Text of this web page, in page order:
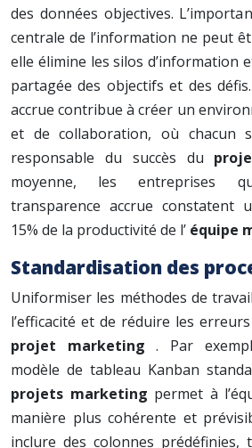
des données objectives.
centrale de l’information ne peut
elle élimine les silos d’information
partagée des objectifs et des
accrue contribue à créer un
et de collaboration, où chacun
responsable du succès du
moyenne, les entreprises
transparence accrue constatent
15% de la productivité de l’ équipe
Standardisation des
Uniformiser les méthodes de
l’efficacité et de réduire les
projet marketing. Par
modèle de tableau Kanban
projets marketing permet à
manière plus cohérente et
inclure des colonnes prédéfinies,